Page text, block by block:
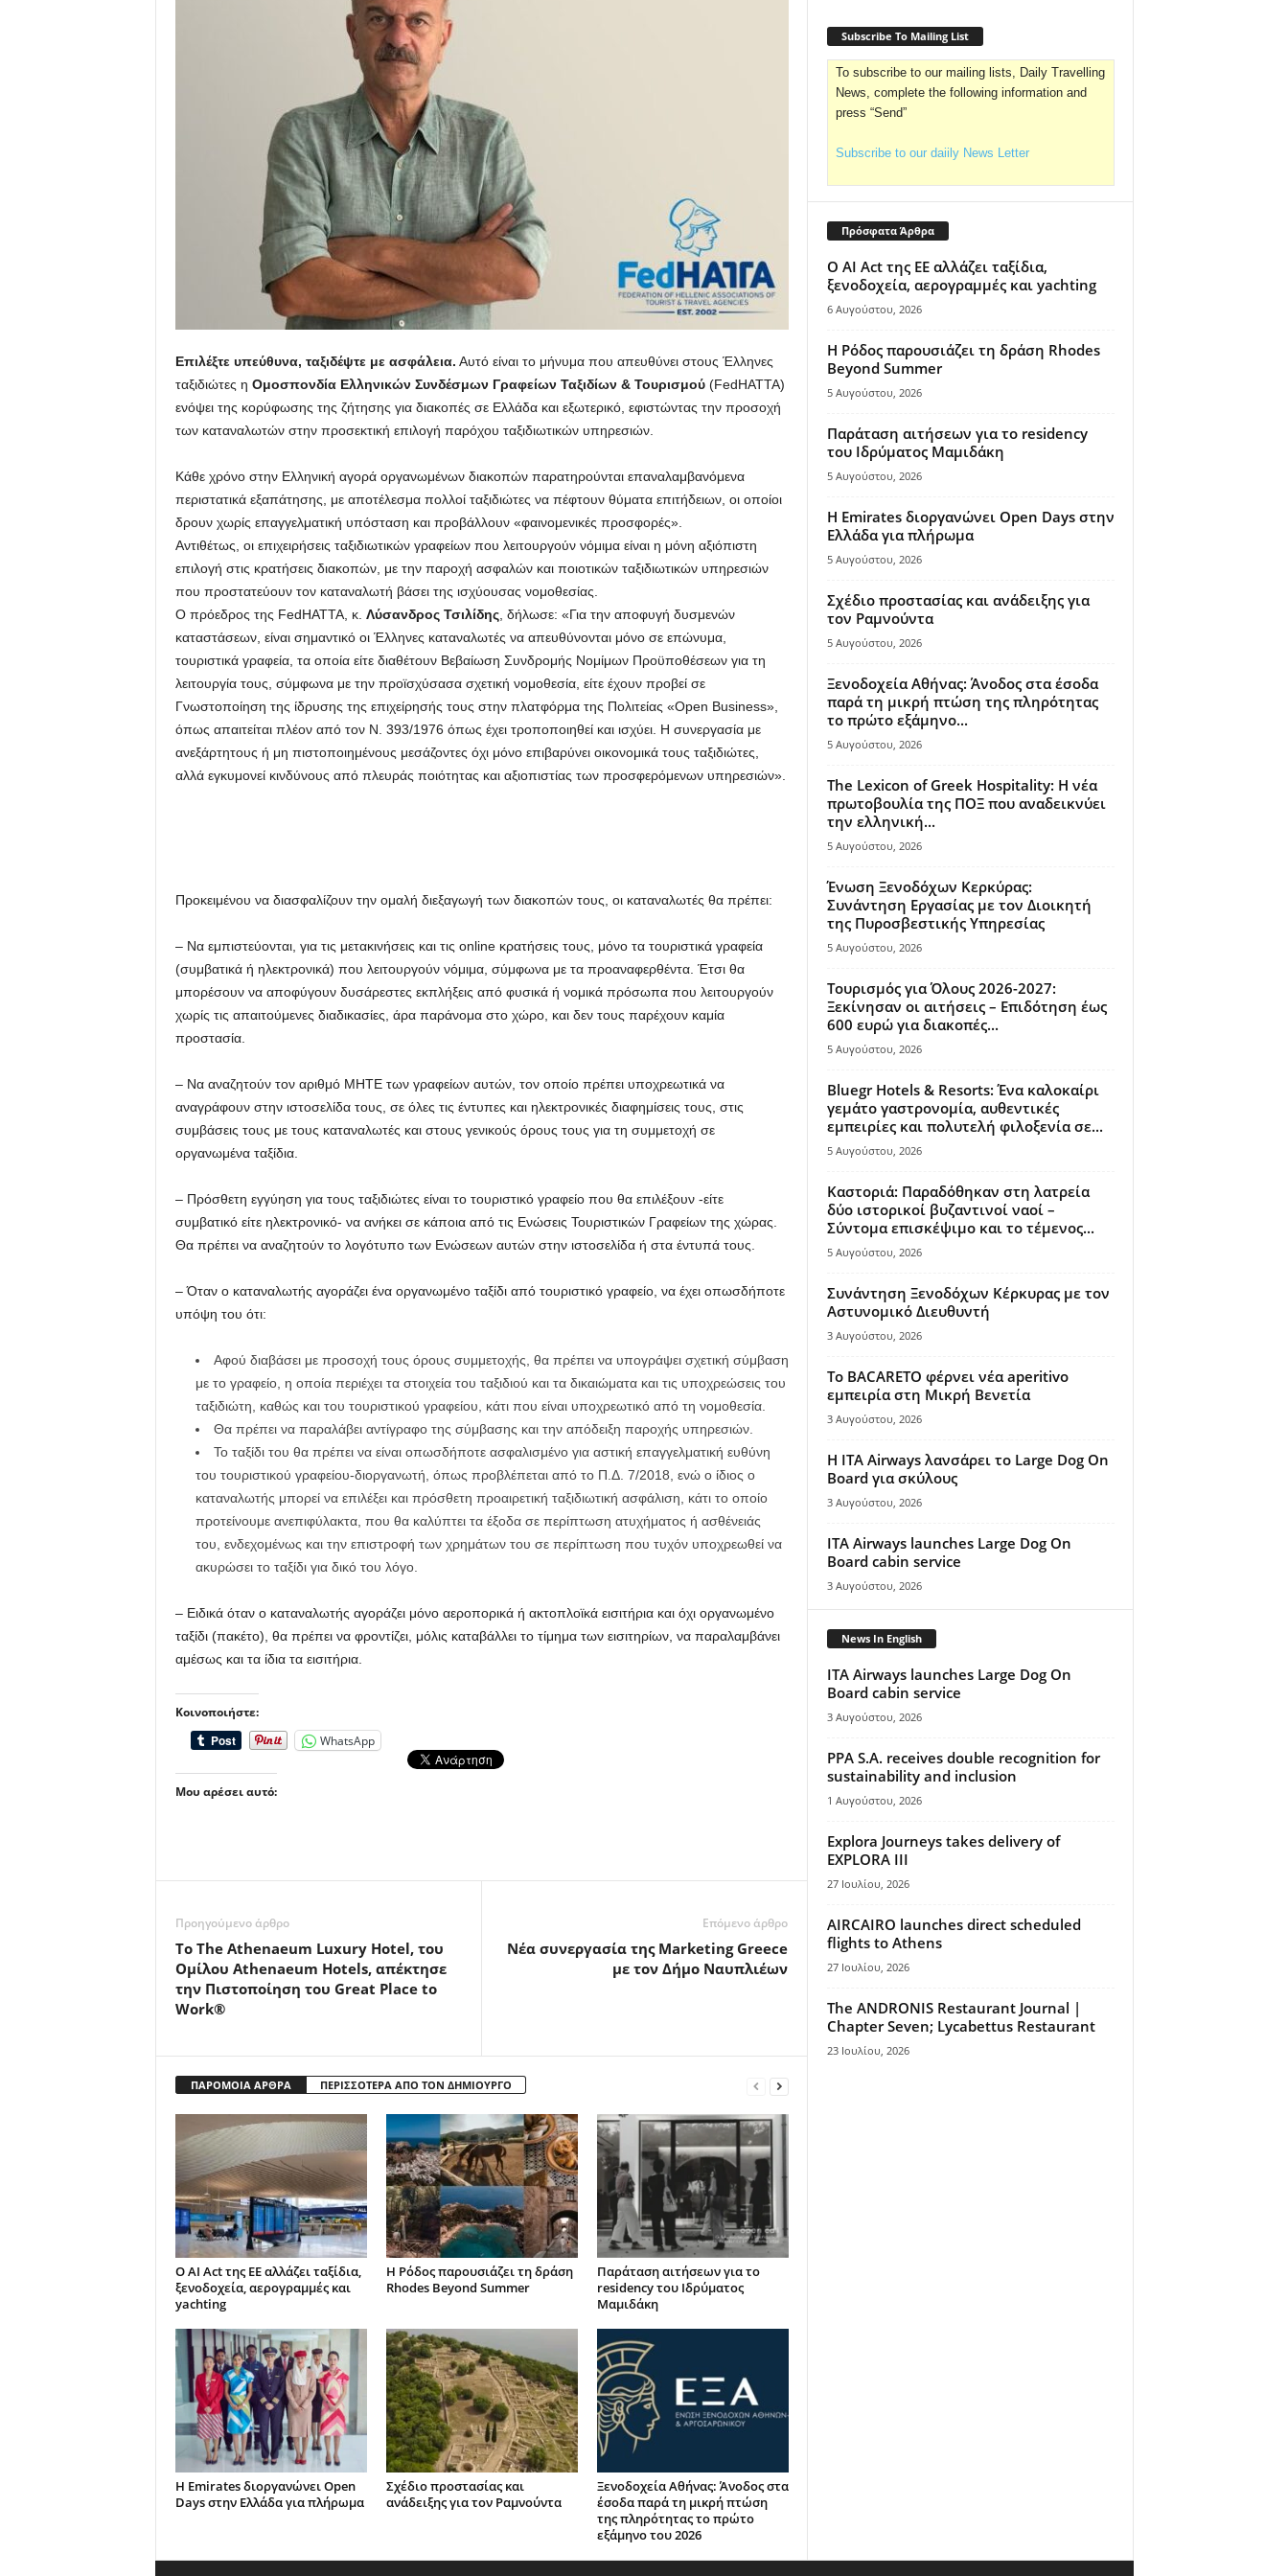
Επιλέξτε υπεύθυνα, ταξιδέψτε με ασφάλεια. Αυτό είναι το μήνυμα που απευθύνει στους Έλληνες
ταξιδιώτες η Ομοσπονδία Ελληνικών Συνδέσμων Γραφείων Ταξιδίων & Τουρισμού(FedHATTA)
ενόψει της κορύφωσης της ζήτησης για διακοπές σε Ελλάδα και εξωτερικό, εφιστώντας την προσοχή
των καταναλωτών στην προσεκτική επιλογή παρόχου ταξιδιωτικών υπηρεσιών.
Κάθε χρόνο στην Ελληνική αγορά οργανωμένων διακοπών παρατηρούνται επαναλαμβανόμενα
περιστατικά εξαπάτησης, με αποτέλεσμα πολλοί ταξιδιώτες να πέφτουν θύματα επιτήδειων, οι οποίοι
δρουν χωρίς επαγγελματική υπόσταση και προβάλλουν «φαινομενικές προσφορές».
Αντιθέτως, οι επιχειρήσεις ταξιδιωτικών γραφείων που λειτουργούν νόμιμα είναι η μόνη αξιόπιστη
επιλογή στις κρατήσεις διακοπών, με την παροχή ασφαλών και ποιοτικών ταξιδιωτικών υπηρεσιών
που προστατεύουν τον καταναλωτή βάσει της ισχύουσας νομοθεσίας.
Ο πρόεδρος της FedHATTA, κ. Λύσανδρος Τσιλίδης, δήλωσε: «Για την αποφυγή δυσμενών
καταστάσεων, είναι σημαντικό οι Έλληνες καταναλωτές να απευθύνονται μόνο σε επώνυμα,
τουριστικά γραφεία, τα οποία είτε διαθέτουν Βεβαίωση Συνδρομής Νομίμων Προϋποθέσεων για τη
λειτουργία τους, σύμφωνα με την προϊσχύσασα σχετική νομοθεσία, είτε έχουν προβεί σε
Γνωστοποίηση της ίδρυσης της επιχείρησής τους στην πλατφόρμα της Πολιτείας «Open Business»,
όπως απαιτείται πλέον από τον Ν. 393/1976 όπως έχει τροποποιηθεί και ισχύει. Η συνεργασία με
ανεξάρτητους ή μη πιστοποιημένους μεσάζοντες όχι μόνο επιβαρύνει οικονομικά τους ταξιδιώτες,
αλλά εγκυμονεί κινδύνους από πλευράς ποιότητας και αξιοπιστίας των προσφερόμενων υπηρεσιών».
Προκειμένου να διασφαλίζουν την ομαλή διεξαγωγή των διακοπών τους, οι καταναλωτές θα πρέπει:
– Να εμπιστεύονται, για τις μετακινήσεις και τις online κρατήσεις τους, μόνο τα τουριστικά γραφεία
(συμβατικά ή ηλεκτρονικά) που λειτουργούν νόμιμα, σύμφωνα με τα προαναφερθέντα. Έτσι θα
μπορέσουν να αποφύγουν δυσάρεστες εκπλήξεις από φυσικά ή νομικά πρόσωπα που λειτουργούν
χωρίς τις απαιτούμενες διαδικασίες, άρα παράνομα στο χώρο, και δεν τους παρέχουν καμία
προστασία.
– Να αναζητούν τον αριθμό ΜΗΤΕ των γραφείων αυτών, τον οποίο πρέπει υποχρεωτικά να
αναγράφουν στην ιστοσελίδα τους, σε όλες τις έντυπες και ηλεκτρονικές διαφημίσεις τους, στις
συμβάσεις τους με τους καταναλωτές και στους γενικούς όρους τους για τη συμμετοχή σε
οργανωμένα ταξίδια.
– Πρόσθετη εγγύηση για τους ταξιδιώτες είναι το τουριστικό γραφείο που θα επιλέξουν -είτε
συμβατικό είτε ηλεκτρονικό- να ανήκει σε κάποια από τις Ενώσεις Τουριστικών Γραφείων της χώρας.
Θα πρέπει να αναζητούν το λογότυπο των Ενώσεων αυτών στην ιστοσελίδα ή στα έντυπά τους.
– Όταν ο καταναλωτής αγοράζει ένα οργανωμένο ταξίδι από τουριστικό γραφείο, να έχει οπωσδήποτε
υπόψη του ότι:
Αφού διαβάσει με προσοχή τους όρους συμμετοχής, θα πρέπει να υπογράψει σχετική σύμβαση
με το γραφείο, η οποία περιέχει τα στοιχεία του ταξιδιού και τα δικαιώματα και τις υποχρεώσεις του
ταξιδιώτη, καθώς και του τουριστικού γραφείου, κάτι που είναι υποχρεωτικό από τη νομοθεσία.
Θα πρέπει να παραλάβει αντίγραφο της σύμβασης και την απόδειξη παροχής υπηρεσιών.
Το ταξίδι του θα πρέπει να είναι οπωσδήποτε ασφαλισμένο για αστική επαγγελματική ευθύνη
του τουριστικού γραφείου-διοργανωτή, όπως προβλέπεται από το Π.Δ. 7/2018, ενώ ο ίδιος ο
καταναλωτής μπορεί να επιλέξει και πρόσθετη προαιρετική ταξιδιωτική ασφάλιση, κάτι το οποίο
προτείνουμε ανεπιφύλακτα, που θα καλύπτει τα έξοδα σε περίπτωση ατυχήματος ή ασθένειάς
του, ενδεχομένως και την επιστροφή των χρημάτων του σε περίπτωση που τυχόν υποχρεωθεί να
ακυρώσει το ταξίδι για δικό του λόγο.
– Ειδικά όταν ο καταναλωτής αγοράζει μόνο αεροπορικά ή ακτοπλοϊκά εισιτήρια και όχι οργανωμένο
ταξίδι (πακέτο), θα πρέπει να φροντίζει, μόλις καταβάλλει το τίμημα των εισιτηρίων, να παραλαμβάνει
αμέσως και τα ίδια τα εισιτήρια.
Κοινοποιήστε:
WhatsApp
Μου αρέσει αυτό:
Προηγούμενο άρθρο
Το The Athenaeum Luxury Hotel, του
Ομίλου Athenaeum Hotels, απέκτησε
την Πιστοποίηση του Great Place to
Work®
Επόμενο άρθρο
Νέα συνεργασία της Marketing Greece
με τον Δήμο Ναυπλιέων
ΠΑΡΟΜΟΙΑ ΑΡΘΡΑ ΠΕΡΙΣΣΟΤΕΡΑ ΑΠΟ ΤΟΝ ΔΗΜΙΟΥΡΓΟ
Ο AI Act της ΕΕ αλλάζει ταξίδια,
ξενοδοχεία, αερογραμμές και
yachting
Η Ρόδος παρουσιάζει τη δράση
Rhodes Beyond Summer
Παράταση αιτήσεων για το
residency του Ιδρύματος
Μαμιδάκη
Η Emirates διοργανώνει Open
Days στην Ελλάδα για πλήρωμα
Σχέδιο προστασίας και
ανάδειξης για τον Ραμνούντα
Ξενοδοχεία Αθήνας: Άνοδος στα
έσοδα παρά τη μικρή πτώση
της πληρότητας το πρώτο
εξάμηνο του 2026
Subscribe To Mailing List
To subscribe to our mailing lists, Daily Travelling
News, complete the following information and
press “Send”
Subscribe to our daiily News Letter
Πρόσφατα Άρθρα
Ο AI Act της ΕΕ αλλάζει ταξίδια,
ξενοδοχεία, αερογραμμές και yachting
6 Αυγούστου, 2026
Η Ρόδος παρουσιάζει τη δράση Rhodes
Beyond Summer
5 Αυγούστου, 2026
Παράταση αιτήσεων για το residency
του Ιδρύματος Μαμιδάκη
5 Αυγούστου, 2026
Η Emirates διοργανώνει Open Days στην
Ελλάδα για πλήρωμα
5 Αυγούστου, 2026
Σχέδιο προστασίας και ανάδειξης για
τον Ραμνούντα
5 Αυγούστου, 2026
Ξενοδοχεία Αθήνας: Άνοδος στα έσοδα
παρά τη μικρή πτώση της πληρότητας
το πρώτο εξάμηνο...
5 Αυγούστου, 2026
The Lexicon of Greek Hospitality: Η νέα
πρωτοβουλία της ΠΟΞ που αναδεικνύει
την ελληνική...
5 Αυγούστου, 2026
Ένωση Ξενοδόχων Κερκύρας:
Συνάντηση Εργασίας με τον Διοικητή
της Πυροσβεστικής Υπηρεσίας
5 Αυγούστου, 2026
Τουρισμός για Όλους 2026-2027:
Ξεκίνησαν οι αιτήσεις – Επιδότηση έως
600 ευρώ για διακοπές...
5 Αυγούστου, 2026
Bluegr Hotels & Resorts: Ένα καλοκαίρι
γεμάτο γαστρονομία, αυθεντικές
εμπειρίες και πολυτελή φιλοξενία σε...
5 Αυγούστου, 2026
Καστοριά: Παραδόθηκαν στη λατρεία
δύο ιστορικοί βυζαντινοί ναοί –
Σύντομα επισκέψιμο και το τέμενος...
5 Αυγούστου, 2026
Συνάντηση Ξενοδόχων Κέρκυρας με τον
Αστυνομικό Διευθυντή
3 Αυγούστου, 2026
Το BACARETO φέρνει νέα aperitivo
εμπειρία στη Μικρή Βενετία
3 Αυγούστου, 2026
Η ITA Airways λανσάρει το Large Dog On
Board για σκύλους
3 Αυγούστου, 2026
ITA Airways launches Large Dog On
Board cabin service
3 Αυγούστου, 2026
News In English
ITA Airways launches Large Dog On
Board cabin service
3 Αυγούστου, 2026
PPA S.A. receives double recognition for
sustainability and inclusion
1 Αυγούστου, 2026
Explora Journeys takes delivery of
EXPLORA III
27 Ιουλίου, 2026
AIRCAIRO launches direct scheduled
flights to Athens
27 Ιουλίου, 2026
The ANDRONIS Restaurant Journal |
Chapter Seven; Lycabettus Restaurant
23 Ιουλίου, 2026